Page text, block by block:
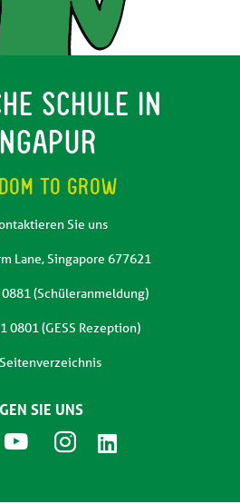
SCHULE IN
TO GROW
Sie uns
Lane, Singapore 677621
(Schüleranmeldung)
0801 (GESS Rezeption)
Seitenverzeichnis
SIE UNS